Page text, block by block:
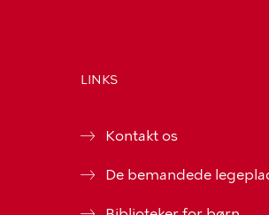
LINKS
Kontakt os
De bemandede